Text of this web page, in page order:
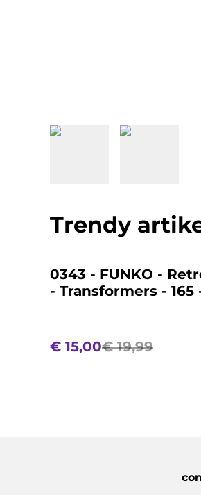
Trendy
%
0343 - FUNKO -
- Transformers - 165
€ 15,00€ 19,99